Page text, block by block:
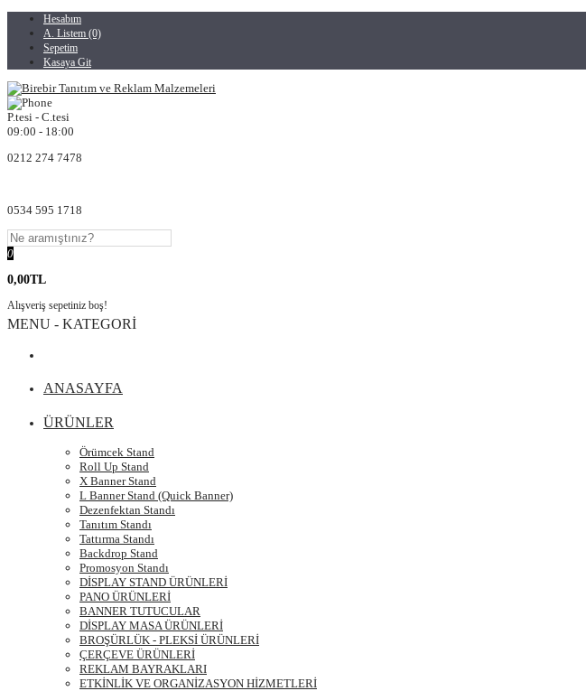
Hesabım
A. Listem (0)
Sepetim
Kasaya Git
P.tesi - C.tesi
09:00 - 18:00
0212 274 7478
0534 595 1718
0
0,00TL
Alışveriş sepetiniz boş!
MENU - KATEGORİ
ANASAYFA
ÜRÜNLER
Örümcek Stand
Roll Up Stand
X Banner Stand
L Banner Stand (Quick Banner)
Dezenfektan Standı
Tanıtım Standı
Tattırma Standı
Backdrop Stand
Promosyon Standı
DİSPLAY STAND ÜRÜNLERİ
PANO ÜRÜNLERİ
BANNER TUTUCULAR
DİSPLAY MASA ÜRÜNLERİ
BROŞÜRLÜK - PLEKSİ ÜRÜNLERİ
ÇERÇEVE ÜRÜNLERİ
REKLAM BAYRAKLARI
ETKİNLİK VE ORGANİZASYON HİZMETLERİ